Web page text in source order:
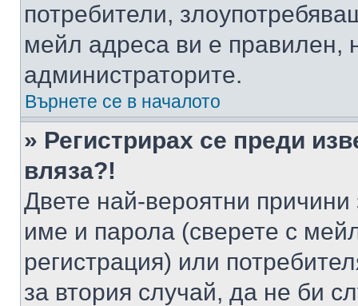
потребители,
мейл адреса ви е правилен,
администраторите.
Върнете се в началото
» Регистрирах се преди
вляза?!
Двете най-вероятни
име и парола (сверете с
регистрация) или
за втория случай, да не би